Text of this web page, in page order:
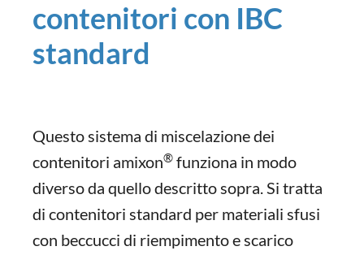
contenitori con IBC
standard
Questo sistema di miscelazione dei
contenitori amixon® funziona in modo
diverso da quello descritto sopra. Si tratta
di contenitori standard per materiali sfusi
con beccucci di riempimento e scarico